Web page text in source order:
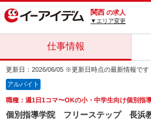
関西 の求人
▼エリア変更
仕事情報
更新日：2026/06/05 ※更新日時点の最新情報です
アルバイト
職種：週1日1コマ〜OKの小・中学生向け個別指
個別指導学院 フリーステップ 長浜